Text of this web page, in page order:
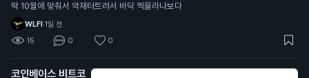
딱 10월에 맞춰서 악재터트려서 바닥 찍을라나보다
WLFI·1일 전
15 0 0
코인베이스 비트코